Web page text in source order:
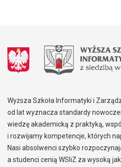
Wyższa Szkoła Informatyki i
od lat wyznacza standardy
wiedzę akademicką z praktyką,
i rozwijamy kompetencje, których
Nasi absolwenci szybko
a studenci cenią WSIiZ za wysoką